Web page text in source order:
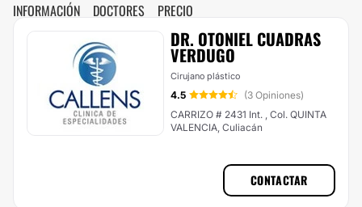
INFORMACIÓN DOCTORES PRECIO
DR. OTONIEL CUADRAS
VERDUGO
Cirujano plástico
4.5
(3 Opiniones)
CARRIZO # 2431 Int. , Col. QUINTA
VALENCIA, Culiacán
CONTACTAR